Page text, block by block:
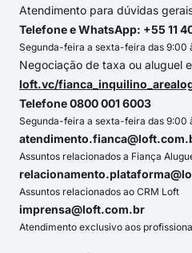
Atendimento para dúvidas
Telefone e WhatsApp: +55 11
Segunda-feira a sexta-feira das 9:00
Negociação de taxa ou aluguel
loft.vc/
Telefone 0800 001 6003
Segunda-feira a sexta-feira das 9:00
Assuntos relacionados a Fiança
Assuntos relacionados ao CRM Loft
imprensa@loft.com.br
Atendimento exclusivo aos